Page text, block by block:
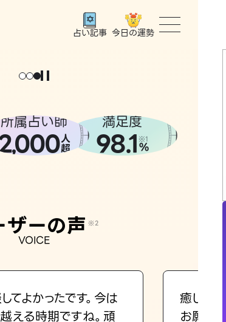
占い記事 今日の運勢
。
所属占い師
,000人
超
満足度
98.1 ※1
%
ザーの声 ※2
VOICE
てよかったです。今は
える時期ですね。頑
癒し系
お願い